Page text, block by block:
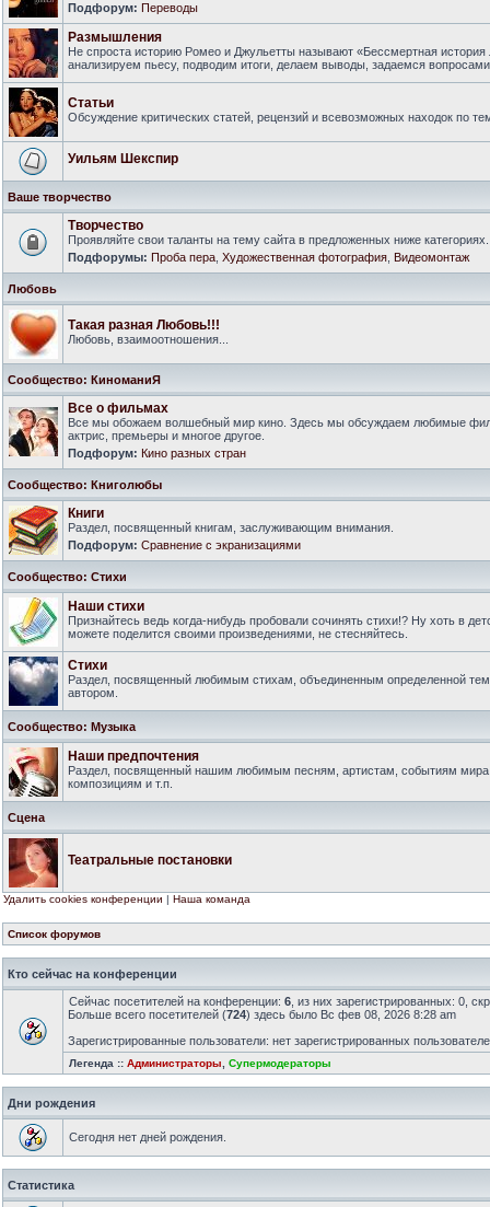
Подфорум: Переводы
Размышления
Не спроста историю Ромео и Джульетты называют «Бессмертная
анализируем пьесу, подводим итоги, делаем выводы, задаемся
Статьи
Обсуждение критических статей, рецензий и всевозможных находок по
Уильям Шекспир
Ваше творчество
Творчество
Проявляйте свои таланты на тему сайта в предложенных ниже категориях.
Подфорумы: Проба пера Художественная фотография Видеомонтаж
Любовь
Такая разная Любовь!!!
Любовь, взаимоотношения...
Сообщество: КиноманиЯ
Все о фильмах
Все мы обожаем волшебный мир кино. Здесь мы обсуждаем любимые
актрис, премьеры и многое другое.
Подфорум: Кино разных стран
Сообщество: Книголюбы
Книги
Раздел, посвященный книгам, заслуживающим внимания.
Подфорум: Сравнение с экранизациями
Сообщество: Стихи
Наши стихи
Признайтесь ведь когда-нибудь пробовали сочинять стихи!? Ну хоть в
можете поделится своими произведениями, не стесняйтесь.
Стихи
Раздел, посвященный любимым стихам, объединенным определенной
автором.
Сообщество: Музыка
Наши предпочтения
Раздел, посвященный нашим любимым песням, артистам, событиям
композициям и т.п.
Сцена
Театральные постановки
Удалить cookies конференции | Наша команда
Список форумов
Кто сейчас на конференции
Сейчас посетителей на конференции: 6 , из них зарегистрированных: 0,
Больше всего посетителей (724) здесь было Вс фев 08, 2026 8:28 am
Зарегистрированные пользователи: нет зарегистрированных
Легенда :: Администраторы Супермодераторы
Дни рождения
Сегодня нет дней рождения.
Статистика